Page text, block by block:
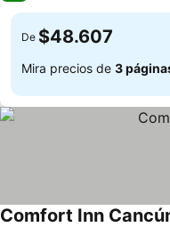
De $48.607
Mira precios de 3
Comfort Inn